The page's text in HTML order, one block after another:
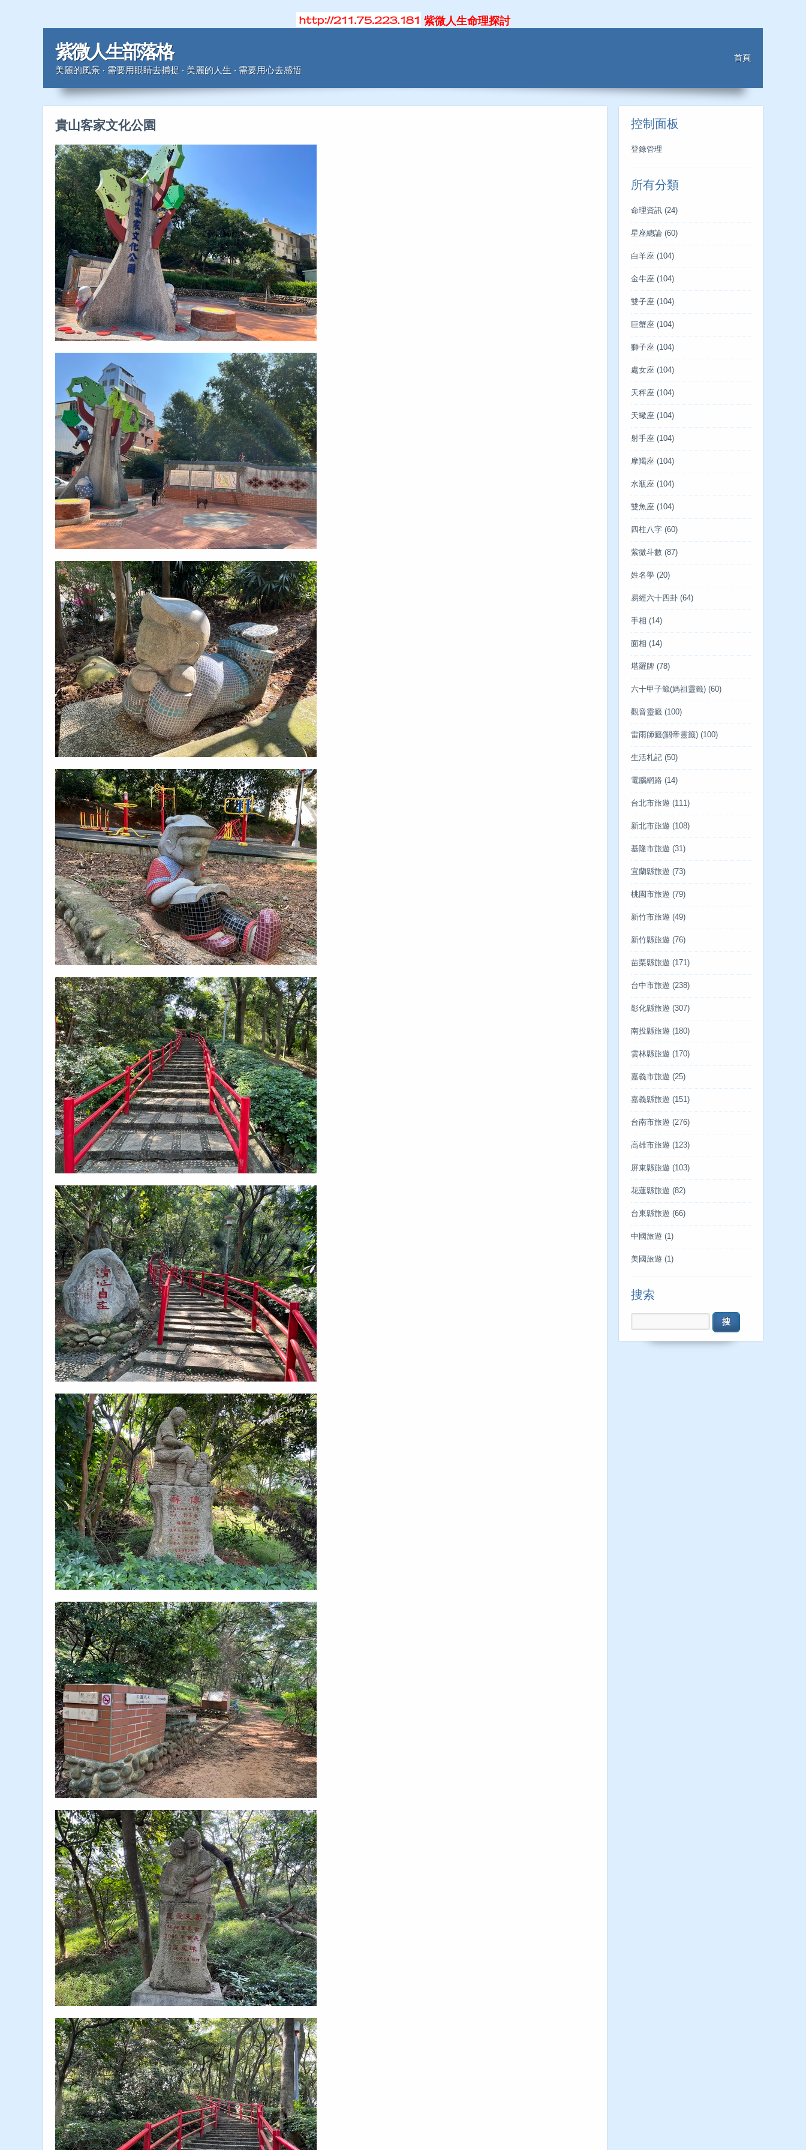
紫微人生命理探討
紫微人生部落格
美麗的風景 ‧ 需要用眼睛去捕捉 ‧ 美麗的人生 ‧ 需要用心去感悟
首頁
貴山客家文化公園 控制面板
登錄管理
所有分類
命理資訊 (24)
星座總論 (60)
白羊座 (104)
金牛座 (104)
雙子座 (104)
巨蟹座 (104)
獅子座 (104)
處女座 (104)
天秤座 (104)
天蠍座 (104)
射手座 (104)
摩羯座 (104)
水瓶座 (104)
雙魚座 (104)
四柱八字 (60)
紫微斗數 (87)
姓名學 (20)
易經六十四卦 (64)
手相 (14)
面相 (14)
塔羅牌 (78)
六十甲子籤(媽祖靈籤) (60)
觀音靈籤 (100)
雷雨師籤(關帝靈籤) (100)
生活札記 (50)
電腦網路 (14)
台北市旅遊 (111)
新北市旅遊 (108)
基隆市旅遊 (31)
宜蘭縣旅遊 (73)
桃園市旅遊 (79)
新竹市旅遊 (49)
新竹縣旅遊 (76)
苗栗縣旅遊 (171)
台中市旅遊 (238)
彰化縣旅遊 (307)
南投縣旅遊 (180)
雲林縣旅遊 (170)
嘉義市旅遊 (25)
嘉義縣旅遊 (151)
台南市旅遊 (276)
高雄市旅遊 (123)
屏東縣旅遊 (103)
花蓮縣旅遊 (82)
台東縣旅遊 (66)
中國旅遊 (1)
美國旅遊 (1)
搜索